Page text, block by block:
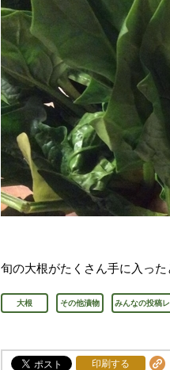
旬の大根がたくさん手に入っ
大根 その他漬物 みんなの投稿
印刷する